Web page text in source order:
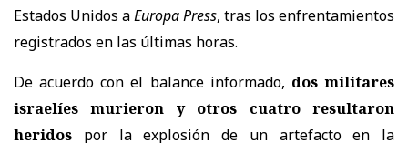
Estados Unidos aEuropa Press, tras los enfrentamientos
registrados en las últimas horas.
De acuerdo con el balance informado, dos militares
israelíes murieron y otros cuatro resultaron
heridos por la explosión de un artefacto en la